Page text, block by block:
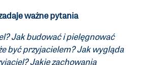
ważne pytania
Jak budować i pielęgnować
być przyjacielem? Jak wygląda
Jakie zachowania